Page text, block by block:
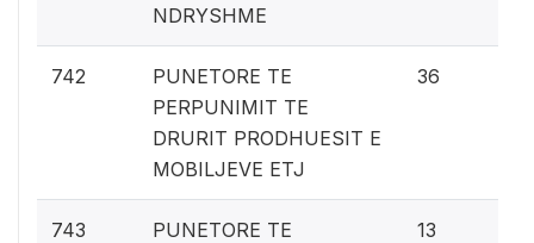
NDRYSHME
742
PUNETORE TE
PERPUNIMIT TE
DRURIT PRODHUESIT E
MOBILJEVE ETJ
36
743
PUNETORE TE
13